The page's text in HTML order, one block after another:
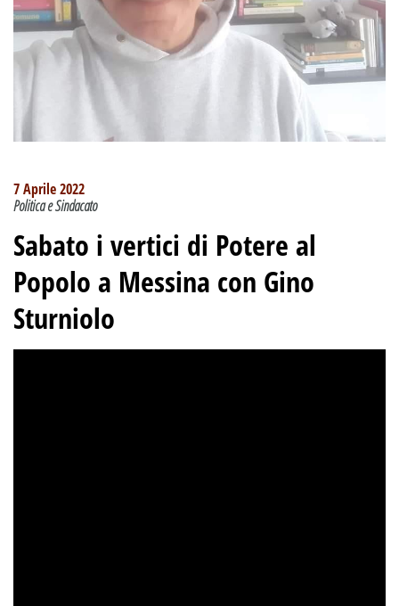
7 Aprile 2022
Politica e Sindacato
Sabato i vertici di Potere al
Popolo a Messina con Gino
Sturniolo